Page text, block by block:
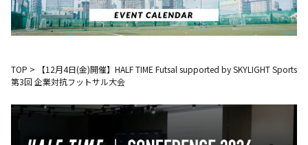
TOP >
【12月4日(金)開催】HALF TIME Futsal supported by SKYLIGHT Sports
第3回 企業対抗フットサル大会